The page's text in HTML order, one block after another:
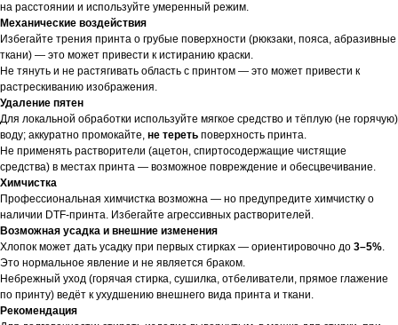
на расстоянии и используйте умеренный режим.
Механические воздействия
Избегайте трения принта о грубые поверхности (рюкзаки, пояса, абразивные
ткани) — это может привести к истиранию краски.
Не тянуть и не растягивать область с принтом — это может привести к
растрескиванию изображения.
Удаление пятен
Для локальной обработки используйте мягкое средство и тёплую (не горячую)
воду; аккуратно промокайте, не тереть поверхность принта.
Не применять растворители (ацетон, спиртосодержащие чистящие
средства) в местах принта — возможное повреждение и обесцвечивание.
Химчистка
Профессиональная химчистка возможна — но предупредите химчистку о
наличии DTF-принта. Избегайте агрессивных растворителей.
Возможная усадка и внешние изменения
Хлопок может дать усадку при первых стирках — ориентировочно до 3–5%.
Это нормальное явление и не является браком.
Небрежный уход (горячая стирка, сушилка, отбеливатели, прямое глажение
по принту) ведёт к ухудшению внешнего вида принта и ткани.
Рекомендация